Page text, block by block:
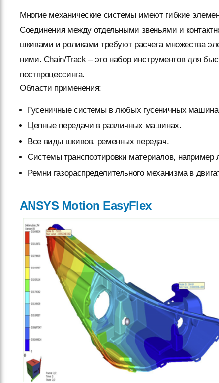
Многие механические системы имеют гибкие
Соединения между отдельными звеньями и
шкивами и роликами требуют расчета множества
ними. Chain/Track – это набор инструментов для
постпроцессинга.
Области применения:
Гусеничные системы в любых гусеничных
Цепные передачи в различных машинах.
Все виды шкивов, ременных передач.
Системы транспортировки материалов, например
Ремни газораспределительного механизма в
ANSYS Motion EasyFlex